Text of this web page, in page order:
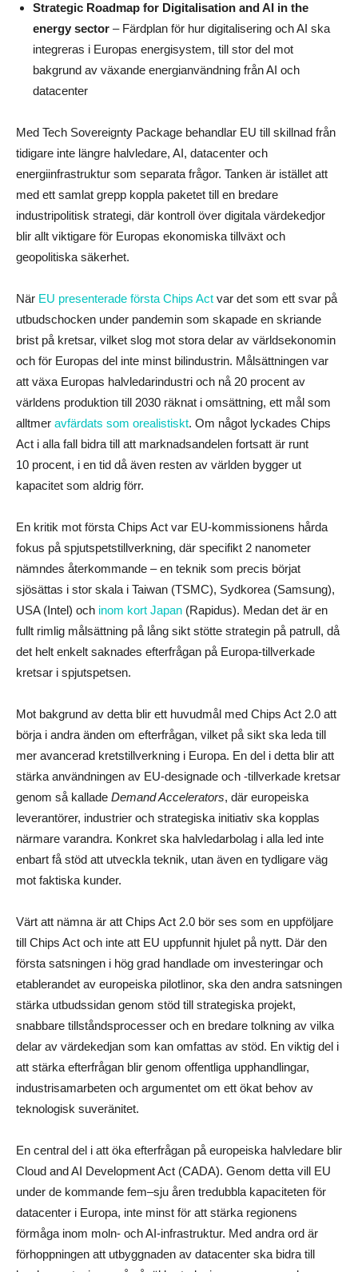
Strategic Roadmap for Digitalisation and AI in the
energy sector – Färdplan för hur digitalisering och AI ska
integreras i Europas energisystem, till stor del mot
bakgrund av växande energianvändning från AI och
datacenter
Med Tech Sovereignty Package behandlar EU till skillnad från
tidigare inte längre halvledare, AI, datacenter och
energiinfrastruktur som separata frågor. Tanken är istället att
med ett samlat grepp koppla paketet till en bredare
industripolitisk strategi, där kontroll över digitala värdekedjor
blir allt viktigare för Europas ekonomiska tillväxt och
geopolitiska säkerhet.
När EU presenterade första Chips Act var det som ett svar på
utbudschocken under pandemin som skapade en skriande
brist på kretsar, vilket slog mot stora delar av världsekonomin
och för Europas del inte minst bilindustrin. Målsättningen var
att växa Europas halvledarindustri och nå 20 procent av
världens produktion till 2030 räknat i omsättning, ett mål som
alltmer avfärdats som orealistiskt. Om något lyckades Chips
Act i alla fall bidra till att marknadsandelen fortsatt är runt
10 procent, i en tid då även resten av världen bygger ut
kapacitet som aldrig förr.
En kritik mot första Chips Act var EU-kommissionens hårda
fokus på spjutspetstillverkning, där specifikt 2 nanometer
nämndes återkommande – en teknik som precis börjat
sjösättas i stor skala i Taiwan (TSMC), Sydkorea (Samsung),
USA (Intel) och inom kort Japan (Rapidus). Medan det är en
fullt rimlig målsättning på lång sikt stötte strategin på patrull, då
det helt enkelt saknades efterfrågan på Europa-tillverkade
kretsar i spjutspetsen.
Mot bakgrund av detta blir ett huvudmål med Chips Act 2.0 att
börja i andra änden om efterfrågan, vilket på sikt ska leda till
mer avancerad kretstillverkning i Europa. En del i detta blir att
stärka användningen av EU-designade och -tillverkade kretsar
genom så kallade Demand Accelerators, där europeiska
leverantörer, industrier och strategiska initiativ ska kopplas
närmare varandra. Konkret ska halvledarbolag i alla led inte
enbart få stöd att utveckla teknik, utan även en tydligare väg
mot faktiska kunder.
Värt att nämna är att Chips Act 2.0 bör ses som en uppföljare
till Chips Act och inte att EU uppfunnit hjulet på nytt. Där den
första satsningen i hög grad handlade om investeringar och
etablerandet av europeiska pilotlinor, ska den andra satsningen
stärka utbudssidan genom stöd till strategiska projekt,
snabbare tillståndsprocesser och en bredare tolkning av vilka
delar av värdekedjan som kan omfattas av stöd. En viktig del i
att stärka efterfrågan blir genom offentliga upphandlingar,
industrisamarbeten och argumentet om ett ökat behov av
teknologisk suveränitet.
En central del i att öka efterfrågan på europeiska halvledare blir
Cloud and AI Development Act (CADA). Genom detta vill EU
under de kommande fem–sju åren tredubbla kapaciteten för
datacenter i Europa, inte minst för att stärka regionens
förmåga inom moln- och AI-infrastruktur. Med andra ord är
förhoppningen att utbyggnaden av datacenter ska bidra till